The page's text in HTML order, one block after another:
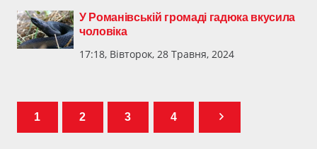
У Романівській громаді гадюка вкусила
чоловіка
17:18, Вівторок, 28 Травня, 2024
1 2 3 4